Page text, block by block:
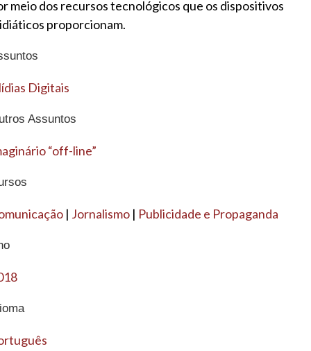
meio dos recursos tecnológicos que os dispositivos
proporcionam.
Digitais
Assuntos
“off-line”
| Jornalismo | Publicidade e Propaganda